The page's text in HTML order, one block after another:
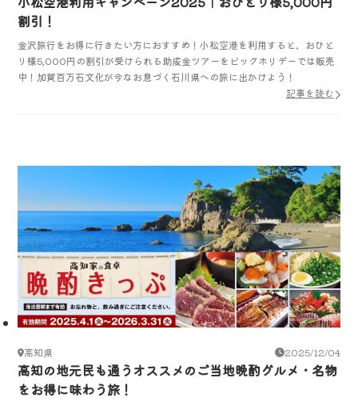
割引！
金沢旅行をお得に行きたい方におすすめ！小松空港を利用すると、おひと
り様5,000円の割引が受けられる助成金ツアーをビッグホリデーでは販売
中！加賀百万石文化が今なお息づく石川県への旅に出かけよう！
記事を読む
高知県 2025/12/04
高知の地元民も通うオススメのご当地晩酌グルメ・名物
をお得に味わう旅！